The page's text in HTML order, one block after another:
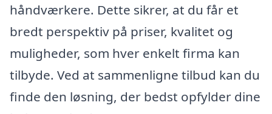
håndværkere. Dette sikrer, at du får et
bredt perspektiv på priser, kvalitet og
muligheder, som hver enkelt firma kan
tilbyde. Ved at sammenligne tilbud kan du
finde den løsning, der bedst opfylder dine